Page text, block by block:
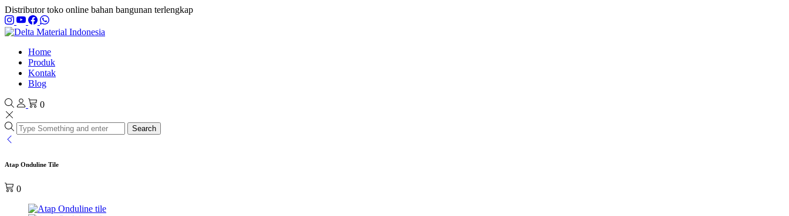
Distributor toko online bahan bangunan terlengkap
Home
Produk
Kontak
Blog
0
Search
Atap Onduline Tile
0